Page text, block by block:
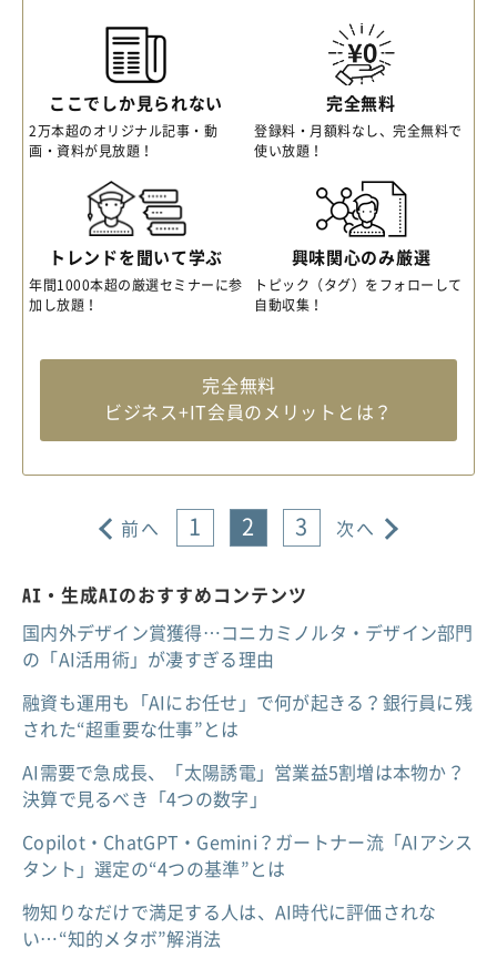
ここでしか見られない
2万本超のオリジナル記事・動
画・資料が見放題！
完全無料
登録料・月額料なし、完全無料で
使い放題！
トレンドを聞いて学ぶ
年間1000本超の厳選セミナーに参
加し放題！
興味関心のみ厳選
トピック（タグ）をフォローして
自動収集！
完全無料
ビジネス+IT会員のメリットとは？
前へ 1 2 3 次へ
AI・生成AIのおすすめコンテンツ
国内外デザイン賞獲得…コニカミノルタ・デザイン部門
の「AI活用術」が凄すぎる理由
融資も運用も「AIにお任せ」で何が起きる？銀行員に残
された“超重要な仕事”とは
AI需要で急成長、「太陽誘電」営業益5割増は本物か？
決算で見るべき「4つの数字」
Copilot・ChatGPT・Gemini？ガートナー流「AIアシス
タント」選定の“4つの基準”とは
物知りなだけで満足する人は、AI時代に評価されな
い…“知的メタボ”解消法